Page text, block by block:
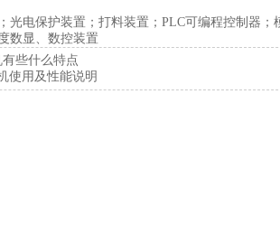
光电保护装置；打料装置；PLC可编程控制器
数显、数控装置
些什么特点
使用及性能说明